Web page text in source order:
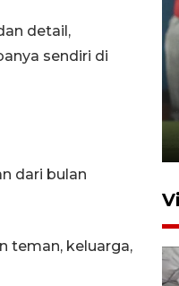
detail,
sendiri di
dari bulan
teman, keluarga,